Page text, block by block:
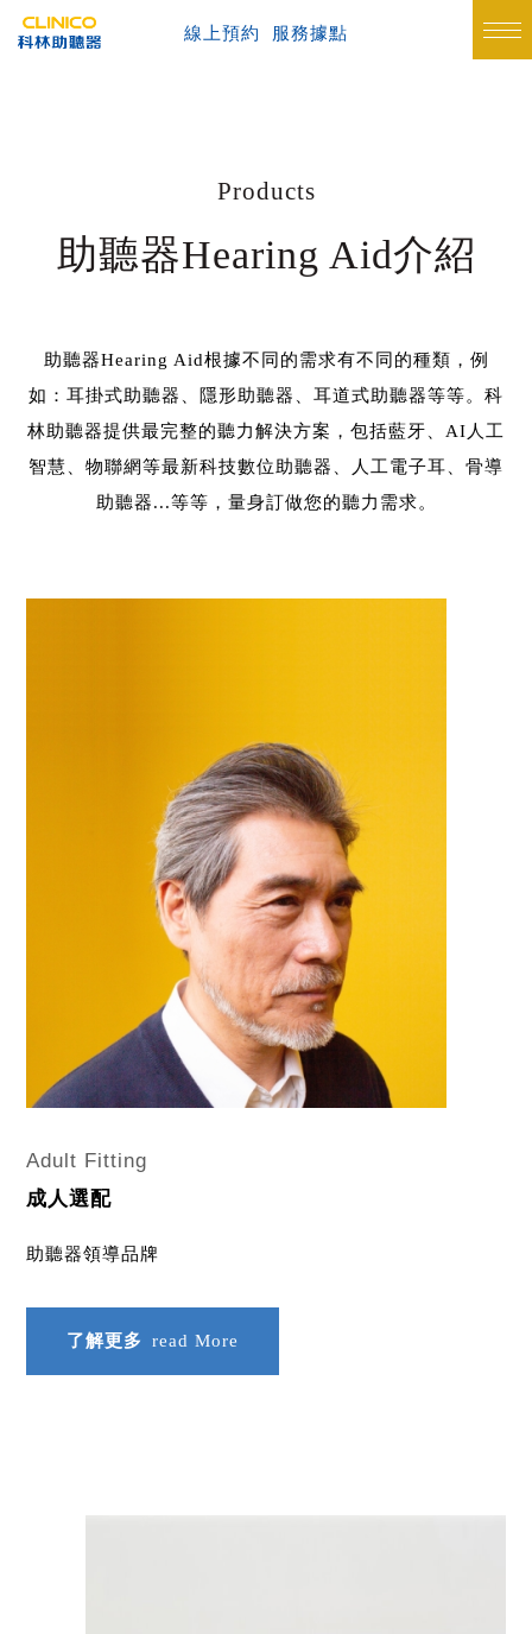
線上預約 服務據點
Products
助聽器Hearing Aid介紹
助聽器Hearing Aid根據不同的需求有不同的種類，例
如：耳掛式助聽器、隱形助聽器、耳道式助聽器等等。科
林助聽器提供最完整的聽力解決方案，包括藍牙、AI人工
智慧、物聯網等最新科技數位助聽器、人工電子耳、骨導
助聽器...等等，量身訂做您的聽力需求。
Adult Fitting
成人選配
助聽器領導品牌
了解更多 read More